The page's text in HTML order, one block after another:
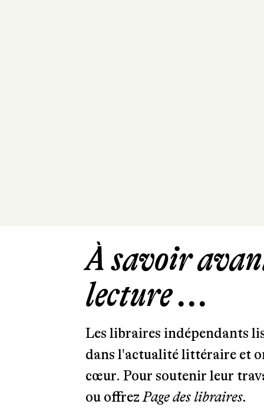
À savoir
lecture ...
Les libraires indépendants
dans l'actualité littéraire et
cœur. Pour soutenir leur
ou offrezPage des libraires.